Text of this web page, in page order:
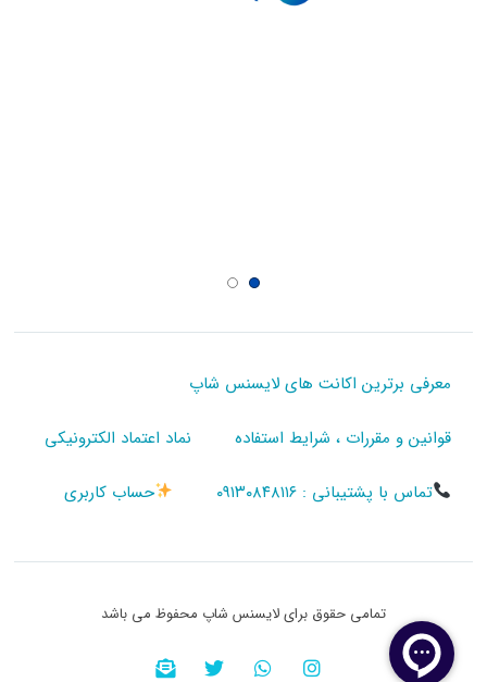
معرفی برترین اکانت های لایسنس شاپ
قوانین و مقررات ، شرایط استفاده نماد اعتماد الکترونیکی
تماس با پشتیبانی : ۰۹۱۳۰۸۴۸۱۱۶ حساب کاربری
تمامی حقوق برای لایسنس شاپ محفوظ می باشد